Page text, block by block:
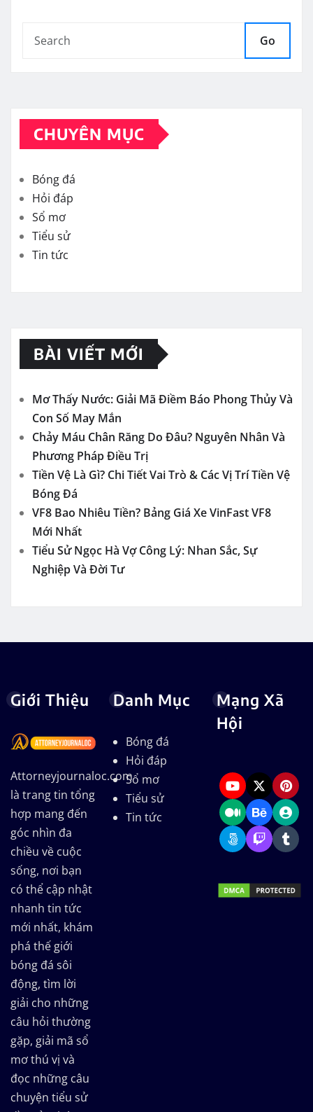
Go
CHUYÊN MỤC
Bóng đá
Hỏi đáp
Sổ mơ
Tiểu sử
Tin tức
BÀI VIẾT MỚI
Mơ Thấy Nước: Giải Mã Điềm Báo Phong Thủy Và
Con Số May Mắn
Chảy Máu Chân Răng Do Đâu? Nguyên Nhân Và
Phương Pháp Điều Trị
Tiền Vệ Là Gì? Chi Tiết Vai Trò & Các Vị Trí Tiền Vệ
Bóng Đá
VF8 Bao Nhiêu Tiền? Bảng Giá Xe VinFast VF8
Mới Nhất
Tiểu Sử Ngọc Hà Vợ Công Lý: Nhan Sắc, Sự
Nghiệp Và Đời Tư
Giới Thiệu
Attorneyjournaloc.com
là trang tin tổng
hợp mang đến
góc nhìn đa
chiều về cuộc
sống, nơi bạn
có thể cập nhật
nhanh tin tức
mới nhất, khám
phá thế giới
bóng đá sôi
động, tìm lời
giải cho những
câu hỏi thường
gặp, giải mã sổ
mơ thú vị và
đọc những câu
chuyện tiểu sử
Danh Mục
Bóng đá
Hỏi đáp
Sổ mơ
Tiểu sử
Tin tức
Mạng Xã
Hội